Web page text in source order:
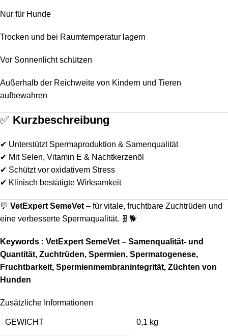
Nur für Hunde
Trocken und bei Raumtemperatur lagern
Vor Sonnenlicht schützen
Außerhalb der Reichweite von Kindern und Tieren
aufbewahren
✅ Kurzbeschreibung
✔ Unterstützt Spermaproduktion & Samenqualität
✔ Mit Selen, Vitamin E & Nachtkerzenöl
✔ Schützt vor oxidativem Stress
✔ Klinisch bestätigte Wirksamkeit
💬 VetExpert SemeVet – für vitale, fruchtbare Zuchtrüden und
eine verbesserte Spermaqualität. 🧬🐕
Keywords : VetExpert SemeVet – Samenqualität- und
Quantität, Zuchtrüden, Spermien, Spermatogenese,
Fruchtbarkeit, Spermienmembranintegrität, Züchten von
Hunden
Zusätzliche Informationen
GEWICHT 0,1 kg